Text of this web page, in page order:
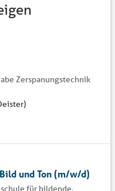
Zerspanungstechnik
und Ton (m/w/d)
für bildende,